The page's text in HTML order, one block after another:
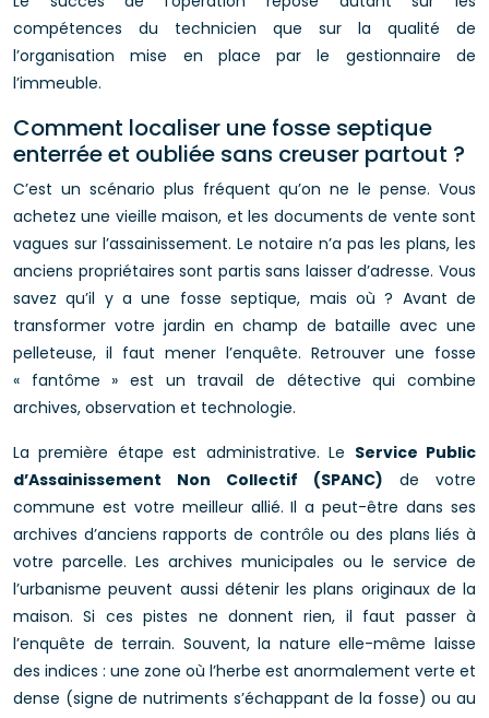
compétences du technicien que sur la qualité de
l’organisation mise en place par le gestionnaire de
l’immeuble.
Comment localiser une fosse septique
enterrée et oubliée sans creuser partout ?
C’est un scénario plus fréquent qu’on ne le pense. Vous
achetez une vieille maison, et les documents de vente sont
vagues sur l’assainissement. Le notaire n’a pas les plans, les
anciens propriétaires sont partis sans laisser d’adresse. Vous
savez qu’il y a une fosse septique, mais où ? Avant de
transformer votre jardin en champ de bataille avec une
pelleteuse, il faut mener l’enquête. Retrouver une fosse
« fantôme » est un travail de détective qui combine
archives, observation et technologie.
La première étape est administrative. Le Service Public
d’Assainissement Non Collectif (SPANC) de votre
commune est votre meilleur allié. Il a peut-être dans ses
archives d’anciens rapports de contrôle ou des plans liés à
votre parcelle. Les archives municipales ou le service de
l’urbanisme peuvent aussi détenir les plans originaux de la
maison. Si ces pistes ne donnent rien, il faut passer à
l’enquête de terrain. Souvent, la nature elle-même laisse
des indices : une zone où l’herbe est anormalement verte et
dense (signe de nutriments s’échappant de la fosse) ou au